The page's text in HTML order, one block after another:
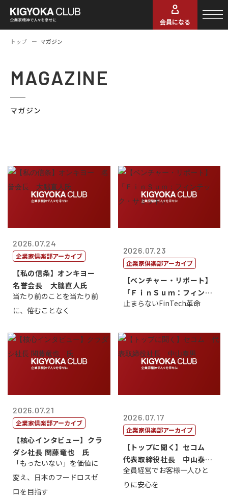
会員になる
トップ マガジン
MAGAZINE
マガジン
2026.07.24
企業家倶楽部アーカイブ
【私の信条】オンキヨー
名誉会長 大朏直人氏
当たり前のことを当たり前
に、倦むことなく
2026.07.23
企業家倶楽部アーカイブ
【ベンチャー・リポート】
「ＦｉｎＳｕｍ：フィンテ
ック・サミッ...
止まらないFinTech革命
2026.07.21
企業家倶楽部アーカイブ
【核心インタビュー】クラ
ダシ社長 関藤竜也 氏
「もったいない」を価値に
変え、日本のフードロスゼ
ロを目指す
2026.07.17
企業家倶楽部アーカイブ
【トップに聞く】セコム
代表取締役社長 中山泰
男
全員経営でお客様一人ひと
りに安心を